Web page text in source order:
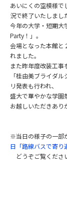
あいにくの空模様で
況で終了いたしまし
今年の大学・短期
Party！」。
会場となった本館と
れました。
また昨年度改装工事
「桂由美ブライダ
リ発表も行われ、
盛大で華やかな学園
お越しいただきあり
※当日の様子の一部
日「路線バスで寄り
どうぞご覧くださ